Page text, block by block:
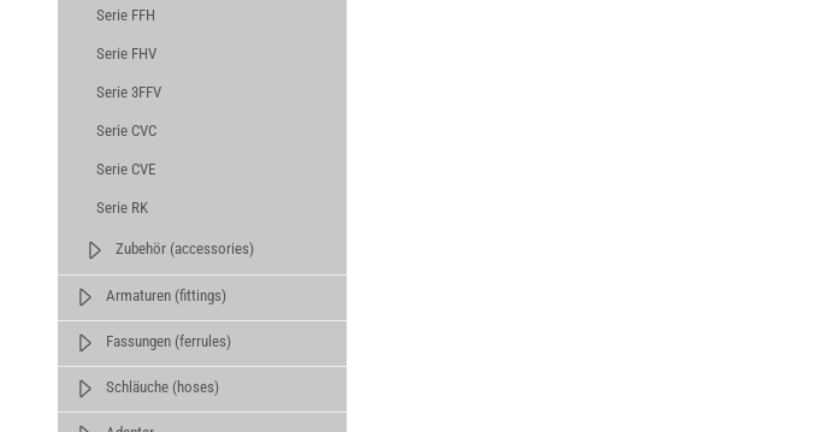
Serie FFH
Serie FHV
Serie 3FFV
Serie CVC
Serie CVE
Serie RK
Zubehör (accessories)
Armaturen (fittings)
Fassungen (ferrules)
Schläuche (hoses)